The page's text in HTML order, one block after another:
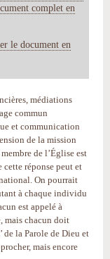
complet en
le document en
médiations
commun
et communication
de la mission
de l’Église est
cette réponse peut et
On pourrait
à chaque individu
est appelé à
mais chacun doit
de la Parole de Dieu et
mais encore